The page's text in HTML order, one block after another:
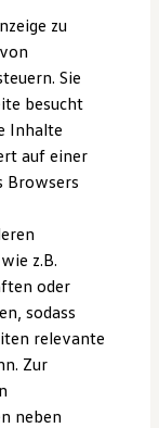
Updates
das Ein- und
in enge Lücken
das
Assist Pro-App
Vorteile des
zu
Sie
besucht
Inhalte
auf einer
Browsers
z.B.
oder
sodass
relevante
Zur
neben